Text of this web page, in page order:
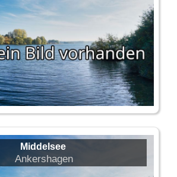
Middelsee
Ankershagen